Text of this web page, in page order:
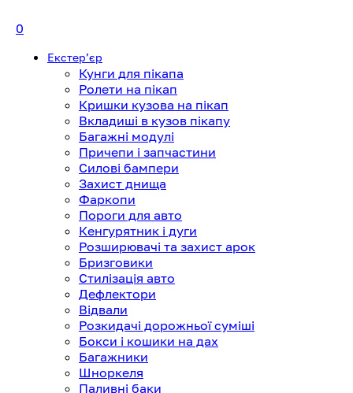
0
Екстерʼєр
Кунги для пікапа
Ролети на пікап
Кришки кузова на пікап
Вкладиші в кузов пікапу
Багажні модулі
Причепи і запчастини
Силові бампери
Захист днища
Фаркопи
Пороги для авто
Кенгурятник і дуги
Розширювачі та захист арок
Бризговики
Стилізація авто
Дефлектори
Відвали
Розкидачі дорожньої суміші
Бокси і кошики на дах
Багажники
Шноркеля
Паливні баки